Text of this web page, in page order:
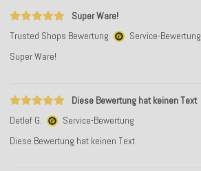
Super Ware!
Trusted Shops Bewertung
Service-Bewertung
Super Ware!
Diese Bewertung hat keinen Text
Detlef G.
Service-Bewertung
Diese Bewertung hat keinen Text